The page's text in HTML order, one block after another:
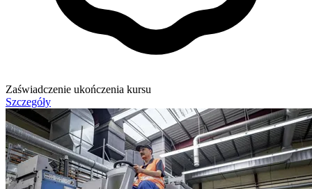
Zaświadczenie ukończenia kursu
Szczegóły